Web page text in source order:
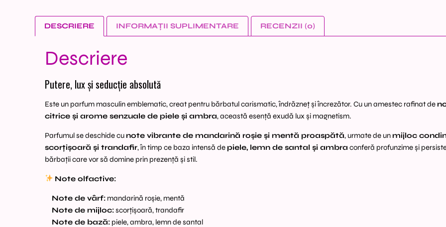
DESCRIERE INFORMAȚII SUPLIMENTARE RECENZII (0)
Descriere
Putere, lux și seducție absolută
Este un parfum masculin emblematic, creat pentru bărbatul carismatic, îndrăzneț și încrezător. Cu un amestec rafinat de
citrice și arome senzuale de piele și ambra, această esență exudă lux și magnetism.
Parfumul se deschide cunote vibrante de mandarină roșie și mentă proaspătă, urmate de unmijloc
scorțișoară și trandafir, în timp ce baza intensă depiele, lemn de santal și ambra conferă profunzime și
bărbații care vor să domine prin prezență și stil.
Note olfactive:
Note de vârf:mandarină roșie, mentă
Note de mijloc:scorțișoară, trandafir
Note de bază:piele, ambra, lemn de santal